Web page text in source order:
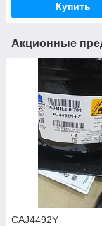
Купить
Акционные
CAJ4492Y